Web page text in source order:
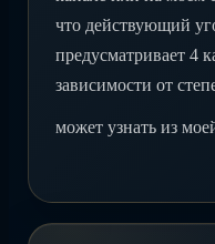
что действующий
предусматривает 4
зависимости от
может узнать из